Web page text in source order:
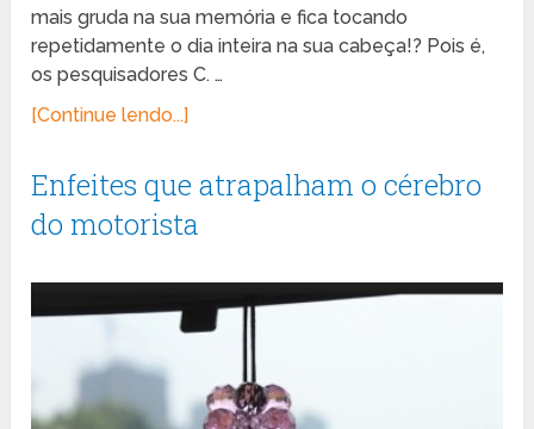
mais gruda na sua memória e fica tocando
repetidamente o dia inteira na sua cabeça!? Pois é,
os pesquisadores C. …
[Continue lendo...]
Enfeites que atrapalham o cérebro
do motorista